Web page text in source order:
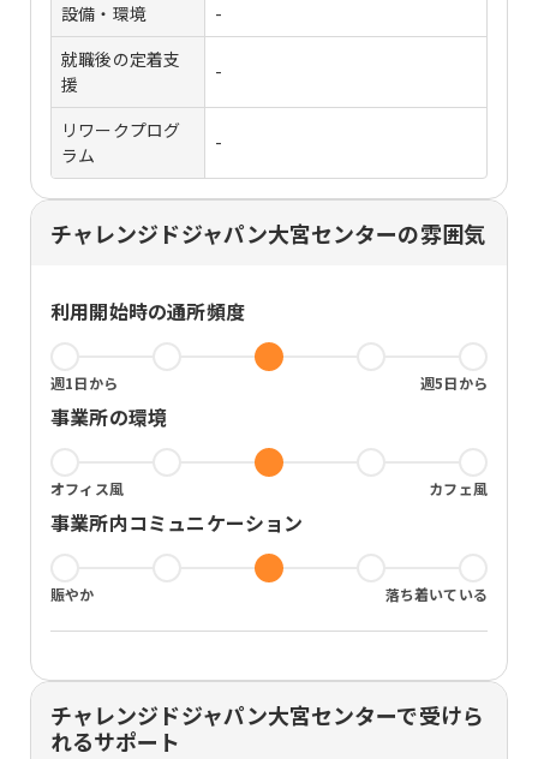
設備・環境
-
就職後の定着支
援
-
リワークプログ
ラム
-
チャレンジドジャパン大宮センターの雰囲気
利用開始時の通所頻度
週1日から 週5日から
事業所の環境
オフィス風 カフェ風
事業所内コミュニケーション
賑やか 落ち着いている
チャレンジドジャパン大宮センターで受けら
れるサポート